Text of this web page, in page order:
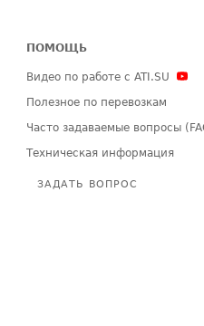
ПОМОЩЬ
Видео по работе с ATI.SU
Полезное по перевозкам
Часто задаваемые вопросы
Техническая информация
ЗАДАТЬ ВОПРОС